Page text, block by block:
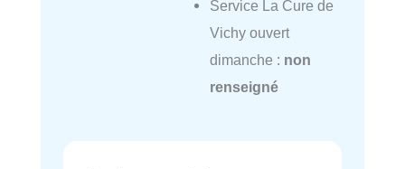
Service La Cure de
Vichy ouvert
dimanche : non
renseigné